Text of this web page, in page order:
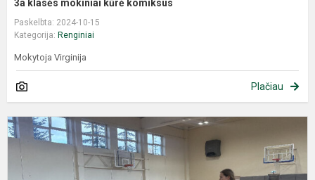
3a klasės mokiniai kūrė komiksus
Paskelbta: 2024-10-15
Kategorija: Renginiai
Mokytoja Virginija
Plačiau